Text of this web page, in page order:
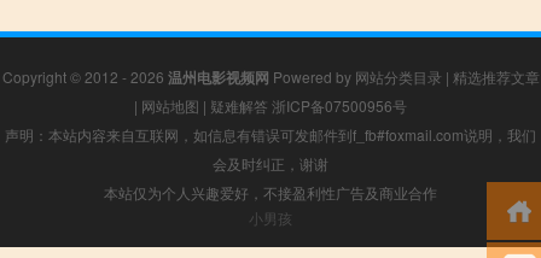
Copyright © 2012 - 2026 温州电影视频网 Powered by 网站分类目录 | 精选推荐文章
| 网站地图 | 疑难解答 浙ICP备07500956号
声明：本站内容来自互联网，如信息有错误可发邮件到f_fb#foxmail.com说明，我们
会及时纠正，谢谢
本站仅为个人兴趣爱好，不接盈利性广告及商业合作
小男孩